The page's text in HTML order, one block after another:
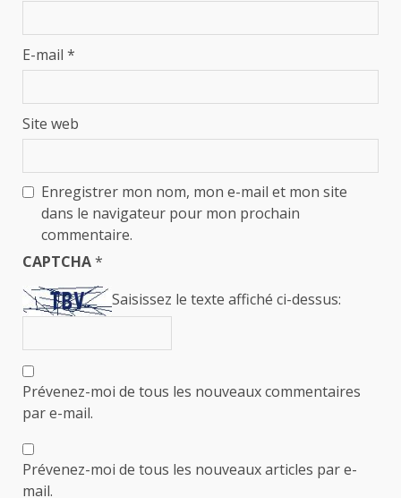
E-mail *
Site web
Enregistrer mon nom, mon e-mail et mon site
dans le navigateur pour mon prochain
commentaire.
CAPTCHA*
Saisissez le texte affiché ci-dessus:
Prévenez-moi de tous les nouveaux commentaires
par e-mail.
Prévenez-moi de tous les nouveaux articles par e-
mail.